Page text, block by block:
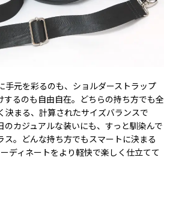
手元を彩るのも、ショルダーストラップ
するのも自由自在。どちらの持ち方でも全
決まる、計算されたサイズバランスで
のカジュアルな装いにも、すっと馴染んで
ス。どんな持ち方でもスマートに決まる
ディネートをより軽快で楽しく仕立てて